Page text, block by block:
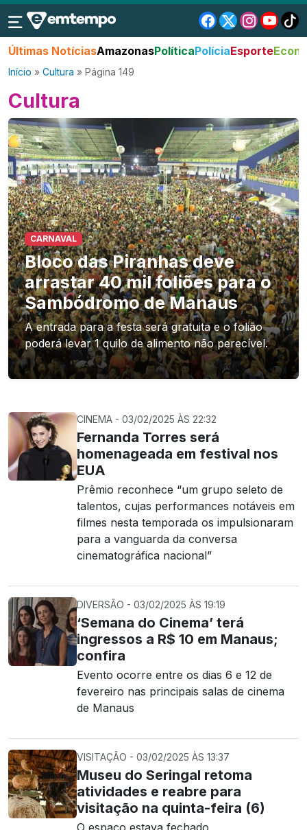
Últimas NotíciasAmazonasPolíticaPolíciaEsporte
Início » Cultura » Página 149
Cultura
CARNAVAL
Bloco das Piranhas deve
arrastar 40 mil foliões para o
Sambódromo de Manaus
A entrada para a festa será gratuita e o folião
poderá levar 1 quilo de alimento não perecível.
CINEMA - 03/02/2025 ÀS 22:32
Fernanda Torres será
homenageada em festival nos
EUA
Prêmio reconhece “um grupo seleto de
talentos, cujas performances notáveis ​​em
filmes nesta temporada os impulsionaram
para a vanguarda da conversa
cinematográfica nacional”
DIVERSÃO - 03/02/2025 ÀS 19:19
‘Semana do Cinema’ terá
ingressos a R$ 10 em Manaus;
confira
Evento ocorre entre os dias 6 e 12 de
fevereiro nas principais salas de cinema
de Manaus
VISITAÇÃO - 03/02/2025 ÀS 13:37
Museu do Seringal retoma
atividades e reabre para
visitação na quinta-feira (6)
O espaço estava fechado